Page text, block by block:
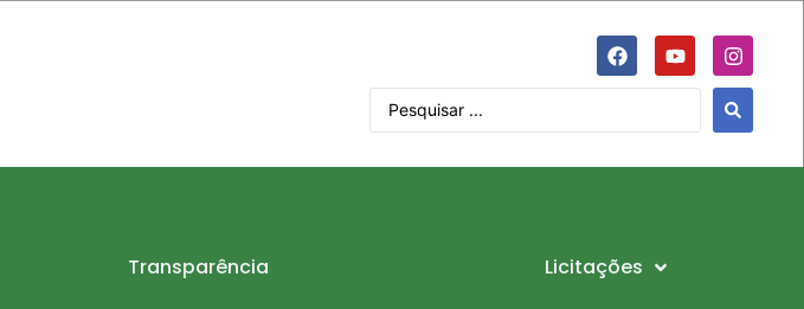
Transparência Licitações